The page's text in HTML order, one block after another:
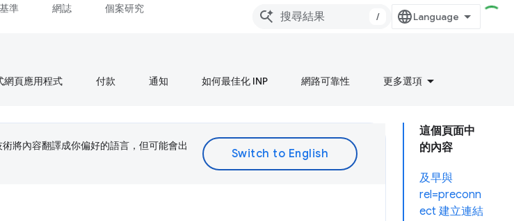
準 網誌 個案研究
/
網頁應用程式 付款 通知 如何最佳化 INP 網路可靠性 更多選項
這個頁面中
的內容
及早與
rel=preconn
ect 建立連結
將內容翻譯成你偏好的語言，但可能會出